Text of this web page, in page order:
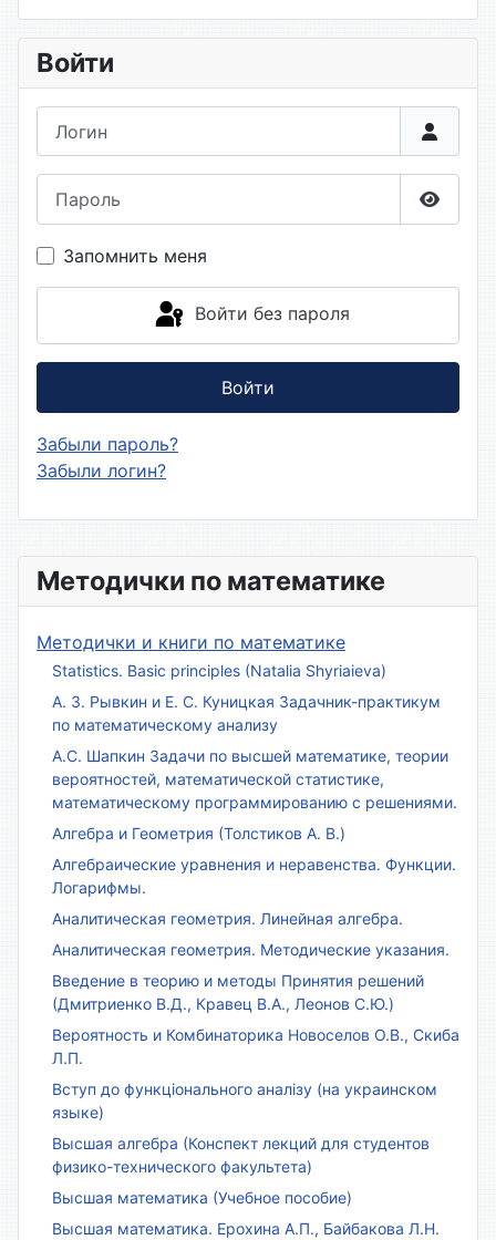
Методички по математике
Методички и книги по математике
Statistics. Basic principles (Natalia Shyriaieva)
А. З. Рывкин и Е. С. Куницкая Задачник-практикум
по математическому анализу
А.С. Шапкин Задачи по высшей математике, теории
вероятностей, математической статистике,
математическому программированию с решениями.
Алгебра и Геометрия (Толстиков А. В.)
Алгебраические уравнения и неравенства. Функции.
Логарифмы.
Аналитическая геометрия. Линейная алгебра.
Аналитическая геометрия. Методические указания.
Введение в теорию и методы Принятия решений
(Дмитриенко В.Д., Кравец В.А., Леонов С.Ю.)
Вероятность и Комбинаторика Новоселов О.В., Скиба
Л.П.
Вступ до функціонального аналізу (на украинском
языке)
Высшая алгебра (Конспект лекций для студентов
физико-технического факультета)
Высшая математика (Учебное пособие)
Высшая математика. Ерохина А.П., Байбакова Л.Н.
Войти
Запомнить меня
Войти без пароля
Войти
Забыли пароль?
Забыли логин?